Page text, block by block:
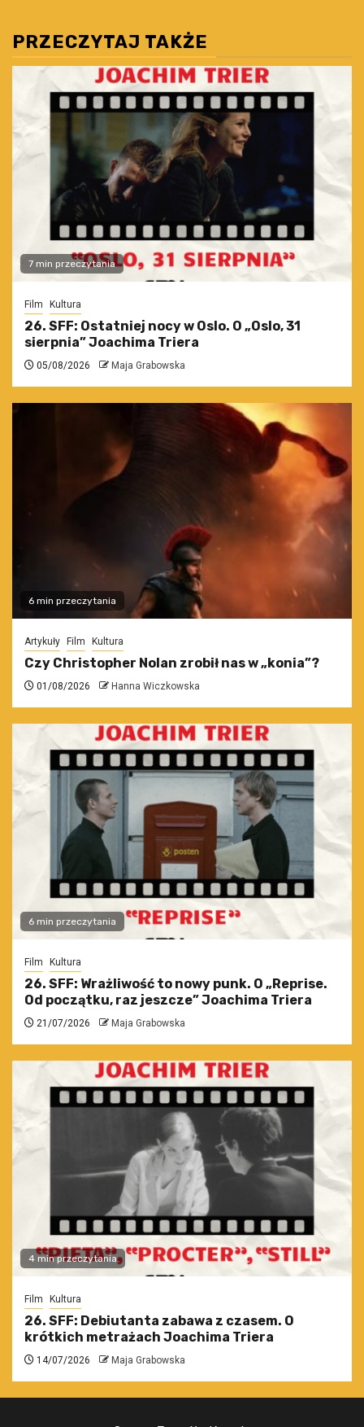
PRZECZYTAJ TAKŻE
7 min przeczytania
Film Kultura
26. SFF: Ostatniej nocy w Oslo. O „Oslo, 31
sierpnia” Joachima Triera
05/08/2026 Maja Grabowska
6 min przeczytania
Artykuły Film Kultura
Czy Christopher Nolan zrobił nas w „konia”?
01/08/2026 Hanna Wiczkowska
6 min przeczytania
Film Kultura
26. SFF: Wrażliwość to nowy punk. O „Reprise.
Od początku, raz jeszcze” Joachima Triera
21/07/2026 Maja Grabowska
4 min przeczytania
Film Kultura
26. SFF: Debiutanta zabawa z czasem. O
krótkich metrażach Joachima Triera
14/07/2026 Maja Grabowska